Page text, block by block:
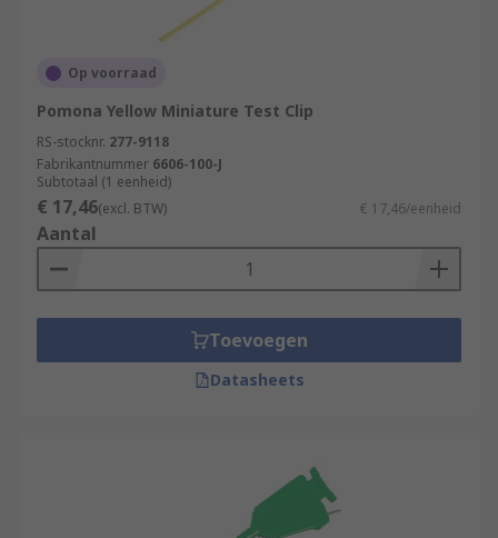
Op voorraad
Pomona Yellow Miniature Test Clip
RS-stocknr. 277-9118
Fabrikantnummer 6606-100-J
Subtotaal (1 eenheid)
€ 17,46(excl. BTW) € 17,46/eenheid
Aantal
Toevoegen
Datasheets